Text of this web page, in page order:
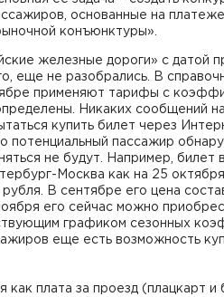
основанные на
конъюнктуры».
железные дороги» с датой
еще не разобрались. В
применяют тарифы с
Никаких сообщений
купить билет через
потенциальный пассажир
не будут. Например, билет
Москва как на 25 октября,
В сентябре его цена
его сейчас можно
графиком сезонных
еще есть возможность
как плата за проезд (плацкарт и